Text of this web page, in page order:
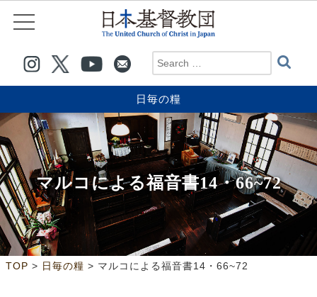
日毎の糧
マルコによる福音書14・66~72
TOP > 日毎の糧 > マルコによる福音書14・66~72